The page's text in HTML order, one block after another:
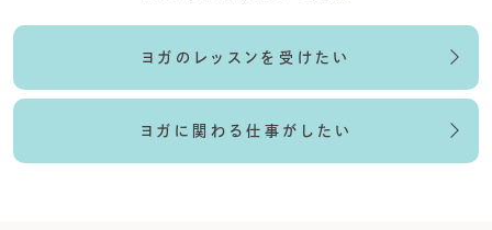
ヨガのレッスンを受けたい
ヨガに関わる仕事がしたい